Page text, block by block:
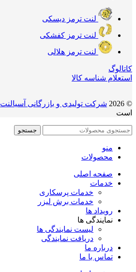
لنت ترمز دیسکی
لنت ترمز کفشکی
لنت ترمز هلالی
کاتالوگ
استعلام شناسه کالا
© 2026 شرکت تولیدی و بازرگانی آسیالنت
است
جستجو
منو
محصولات
صفحه اصلی
خدمات
خدمات پرسکاری
خدمات برش لیزر
رویداد ها
نمایندگی ها
لیست نمایندگی ها
دریافت نمایندگی
درباره ما
تماس با ما